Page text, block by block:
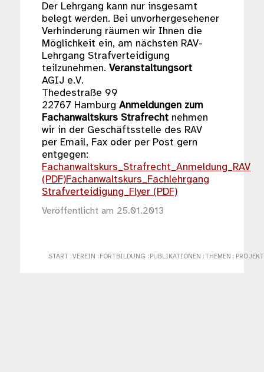
Der Lehrgang kann nur insgesamt
belegt werden. Bei unvorhergesehener
Verhinderung räumen wir Ihnen die
Möglichkeit ein, am nächsten RAV-
Lehrgang Strafverteidigung
teilzunehmen.Veranstaltungsort
AGIJ e.V.
Thedestraße 99
22767 HamburgAnmeldungen zum
Fachanwaltskurs Strafrecht nehmen
wir in der Geschäftsstelle des RAV
per Email, Fax oder per Post gern
entgegen:
Fachanwaltskurs_Strafrecht_Anmeldung_RAV
(PDF)Fachanwaltskurs_Fachlehrgang
Strafverteidigung_Flyer (PDF)
Veröffentlicht am 25.01.2013
START : VEREIN : FORTBILDUNG : PUBLIKATIONEN : THEMEN :